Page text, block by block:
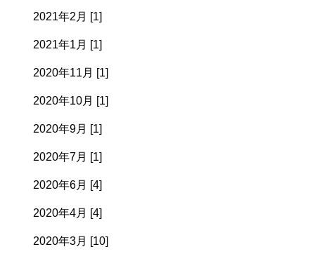
2021年2月 [1]
2021年1月 [1]
2020年11月 [1]
2020年10月 [1]
2020年9月 [1]
2020年7月 [1]
2020年6月 [4]
2020年4月 [4]
2020年3月 [10]